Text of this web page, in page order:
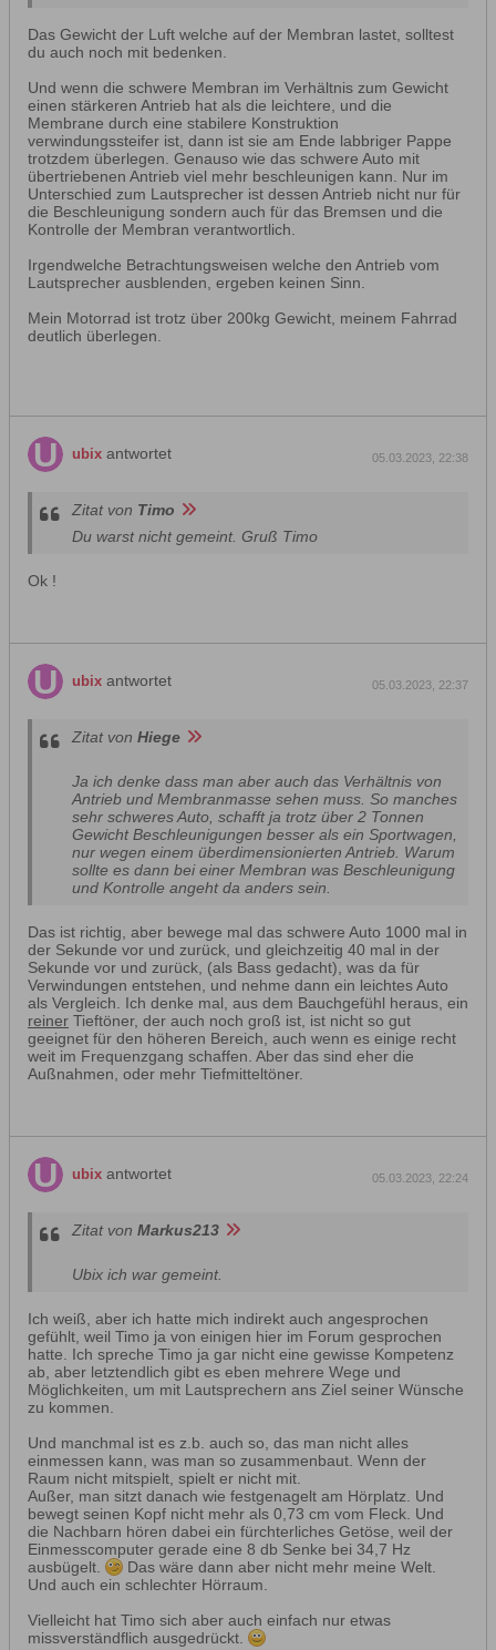
Das Gewicht der Luft welche auf der Membran lastet, solltest
du auch noch mit bedenken.
Und wenn die schwere Membran im Verhältnis zum Gewicht
einen stärkeren Antrieb hat als die leichtere, und die
Membrane durch eine stabilere Konstruktion
verwindungssteifer ist, dann ist sie am Ende labbriger Pappe
trotzdem überlegen. Genauso wie das schwere Auto mit
übertriebenen Antrieb viel mehr beschleunigen kann. Nur im
Unterschied zum Lautsprecher ist dessen Antrieb nicht nur für
die Beschleunigung sondern auch für das Bremsen und die
Kontrolle der Membran verantwortlich.
Irgendwelche Betrachtungsweisen welche den Antrieb vom
Lautsprecher ausblenden, ergeben keinen Sinn.
Mein Motorrad ist trotz über 200kg Gewicht, meinem Fahrrad
deutlich überlegen.
ubix antwortet 05.03.2023, 22:38
Zitat von Timo
Du warst nicht gemeint. Gruß Timo
Ok !
ubix antwortet 05.03.2023, 22:37
Zitat von Hiege
Ja ich denke dass man aber auch das Verhältnis von
Antrieb und Membranmasse sehen muss. So manches
sehr schweres Auto, schafft ja trotz über 2 Tonnen
Gewicht Beschleunigungen besser als ein Sportwagen,
nur wegen einem überdimensionierten Antrieb. Warum
sollte es dann bei einer Membran was Beschleunigung
und Kontrolle angeht da anders sein.
Das ist richtig, aber bewege mal das schwere Auto 1000 mal in
der Sekunde vor und zurück, und gleichzeitig 40 mal in der
Sekunde vor und zurück, (als Bass gedacht), was da für
Verwindungen entstehen, und nehme dann ein leichtes Auto
als Vergleich. Ich denke mal, aus dem Bauchgefühl heraus, ein
reiner Tieftöner, der auch noch groß ist, ist nicht so gut
geeignet für den höheren Bereich, auch wenn es einige recht
weit im Frequenzgang schaffen. Aber das sind eher die
Außnahmen, oder mehr Tiefmitteltöner.
ubix antwortet 05.03.2023, 22:24
Zitat von Markus213
Ubix ich war gemeint.
Ich weiß, aber ich hatte mich indirekt auch angesprochen
gefühlt, weil Timo ja von einigen hier im Forum gesprochen
hatte. Ich spreche Timo ja gar nicht eine gewisse Kompetenz
ab, aber letztendlich gibt es eben mehrere Wege und
Möglichkeiten, um mit Lautsprechern ans Ziel seiner Wünsche
zu kommen.
Und manchmal ist es z.b. auch so, das man nicht alles
einmessen kann, was man so zusammenbaut. Wenn der
Raum nicht mitspielt, spielt er nicht mit.
Außer, man sitzt danach wie festgenagelt am Hörplatz. Und
bewegt seinen Kopf nicht mehr als 0,73 cm vom Fleck. Und
die Nachbarn hören dabei ein fürchterliches Getöse, weil der
Einmesscomputer gerade eine 8 db Senke bei 34,7 Hz
ausbügelt.
Das wäre dann aber nicht mehr meine Welt.
Und auch ein schlechter Hörraum.
Vielleicht hat Timo sich aber auch einfach nur etwas
missverständflich ausgedrückt.